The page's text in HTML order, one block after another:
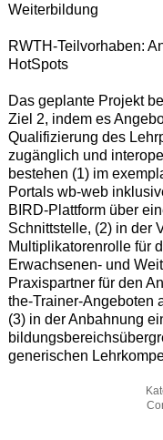
Weiterbildung
RWTH-Teilvorhaben:
HotSpots
Das geplante Projekt
Ziel 2, indem es
Qualifizierung des
zugänglich und
bestehen (1) im
Portals wb-web
BIRD-Plattform über
Schnittstelle, (2) in der
Multiplikatorenrolle für
Erwachsenen- und
Praxispartner für den
the-Trainer-Angeboten
(3) in der Anbahnung
generischen